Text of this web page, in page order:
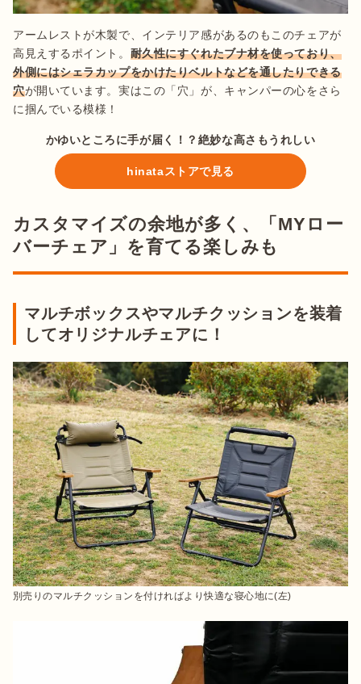
アームレストが木製で、インテリア感があるのもこのチェアが
高見えするポイント。 耐久性にすぐれたブナ材を使っており、
外側にはシェラカップをかけたりベルトなどを通したりできる
穴が開いています。実はこの「穴」が、キャンパーの心をさら
かゆいところに手が届く！？絶妙な高さもうれしい
hinataストアで見る
カスタマイズの余地が多く、「MYロー
バーチェア」を育てる楽しみも
マルチボックスやマルチクッションを装着
してオリジナルチェアに！
別売りのマルチクッションを付ければより快適な寝心地に(左)